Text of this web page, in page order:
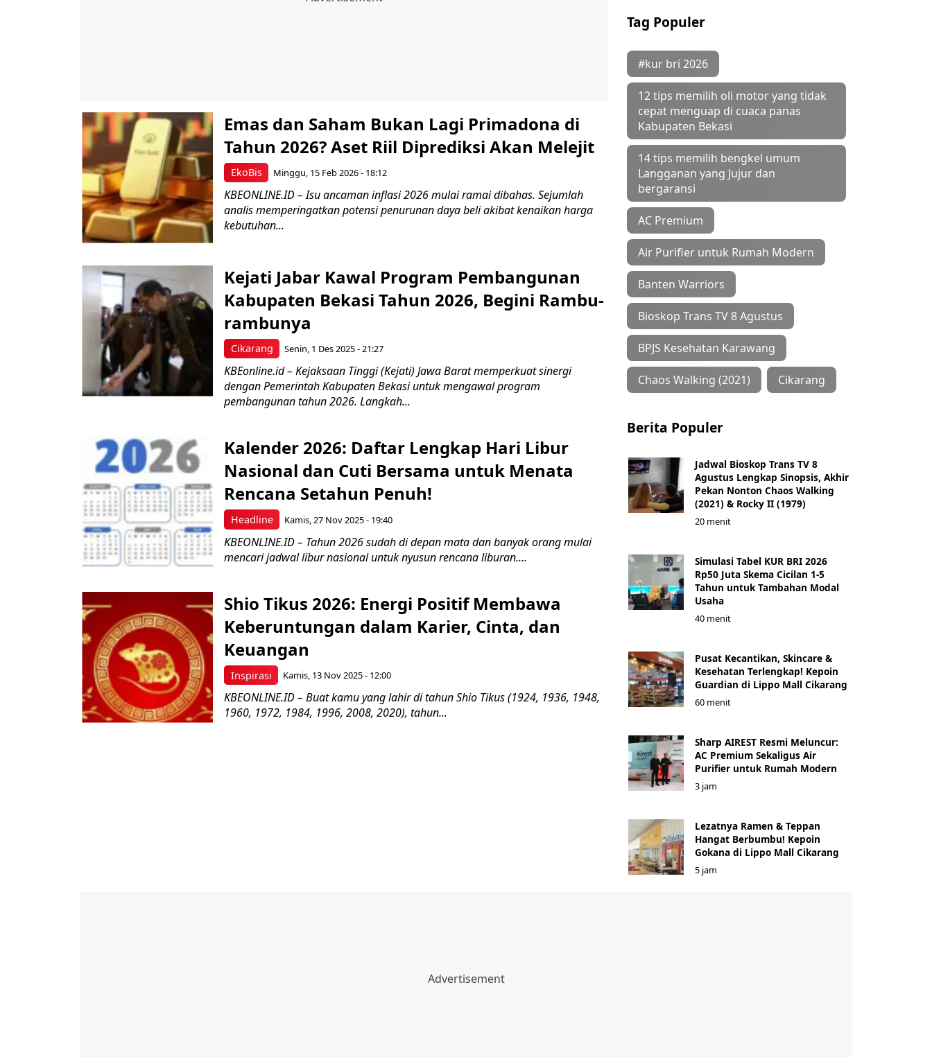
EkoBis
‎Emas dan Saham Bukan Lagi Primadona di
Tahun 2026? Aset Riil Diprediksi Akan Melejit ‎
Minggu, 15 Feb 2026 - 18:12
KBEONLINE.ID – Isu ancaman inflasi 2026 mulai ramai dibahas. Sejumlah
analis memperingatkan potensi penurunan daya beli akibat kenaikan harga
kebutuhan...
Cikarang
Kejati Jabar Kawal Program Pembangunan
Kabupaten Bekasi Tahun 2026, Begini Rambu-
rambunya
Senin, 1 Des 2025 - 21:27
KBEonline.id – Kejaksaan Tinggi (Kejati) Jawa Barat memperkuat sinergi
dengan Pemerintah Kabupaten Bekasi untuk mengawal program
pembangunan tahun 2026. Langkah...
Headline
Kalender 2026: Daftar Lengkap Hari Libur
Nasional dan Cuti Bersama untuk Menata
Rencana Setahun Penuh!
Kamis, 27 Nov 2025 - 19:40
KBEONLINE.ID – Tahun 2026 sudah di depan mata dan banyak orang mulai
mencari jadwal libur nasional untuk nyusun rencana liburan....
Inspirasi
Shio Tikus 2026: Energi Positif Membawa
Keberuntungan dalam Karier, Cinta, dan
Keuangan
Kamis, 13 Nov 2025 - 12:00
KBEONLINE.ID – Buat kamu yang lahir di tahun Shio Tikus (1924, 1936, 1948,
1960, 1972, 1984, 1996, 2008, 2020), tahun...
Tag Populer
#kur bri 2026
12 tips memilih oli motor yang tidak
cepat menguap di cuaca panas
Kabupaten Bekasi
14 tips memilih bengkel umum
Langganan yang Jujur dan
bergaransi
AC Premium
Air Purifier untuk Rumah Modern
Banten Warriors
Bioskop Trans TV 8 Agustus
BPJS Kesehatan Karawang
Chaos Walking (2021) Cikarang
Berita Populer
Jadwal Bioskop Trans TV 8
Agustus Lengkap Sinopsis, Akhir
Pekan Nonton Chaos Walking
(2021) & Rocky II (1979)
20 menit
Simulasi Tabel KUR BRI 2026
Rp50 Juta Skema Cicilan 1-5
Tahun untuk Tambahan Modal
Usaha
40 menit
Pusat Kecantikan, Skincare &
Kesehatan Terlengkap! Kepoin
Guardian di Lippo Mall Cikarang
60 menit
Sharp AIREST Resmi Meluncur:
AC Premium Sekaligus Air
Purifier untuk Rumah Modern
3 jam
Lezatnya Ramen & Teppan
Hangat Berbumbu! Kepoin
Gokana di Lippo Mall Cikarang
5 jam